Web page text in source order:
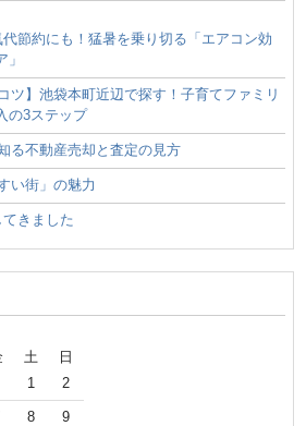
代節約にも！猛暑を乗り切る「エアコン効
ツ】池袋本町近辺で探す！子育てファミリ
の3ステップ
る不動産売却と査定の見方
い街」の魅力
きました
土 日
1 2
8 9